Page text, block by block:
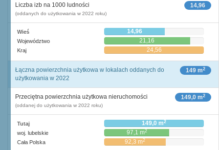
14,96
Liczba izb na 1000 ludności
(oddanych do użytkowania w 2022 roku)
Wieś 14,96
Województwo 21,16
Kraj 24,56
149 m2
Łączna powierzchnia użytkowa w lokalach oddanych do
użytkowania w 2022
149,0 m2
Przeciętna powierzchnia użytkowa nieruchomości
(oddanej do użytkowania w 2022 roku)
Tutaj 149,0 m2
woj. lubelskie 97,1 m2
Cała Polska 92,3 m2